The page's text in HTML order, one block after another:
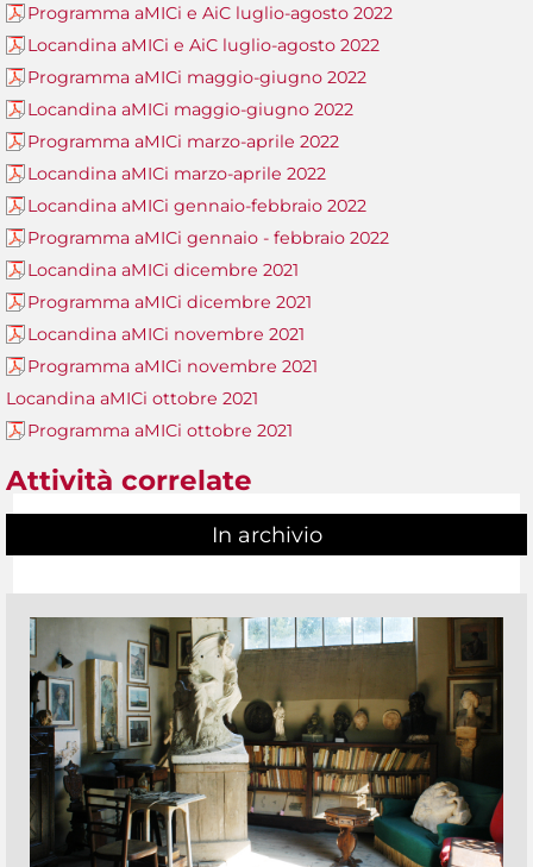
Programma aMICi e AiC luglio-agosto 2022
Locandina aMICi e AiC luglio-agosto 2022
Programma aMICi maggio-giugno 2022
Locandina aMICi maggio-giugno 2022
Programma aMICi marzo-aprile 2022
Locandina aMICi marzo-aprile 2022
Locandina aMICi gennaio-febbraio 2022
Programma aMICi gennaio - febbraio 2022
Locandina aMICi dicembre 2021
Programma aMICi dicembre 2021
Locandina aMICi novembre 2021
Programma aMICi novembre 2021
Locandina aMICi ottobre 2021
Programma aMICi ottobre 2021
Attività correlate
In archivio